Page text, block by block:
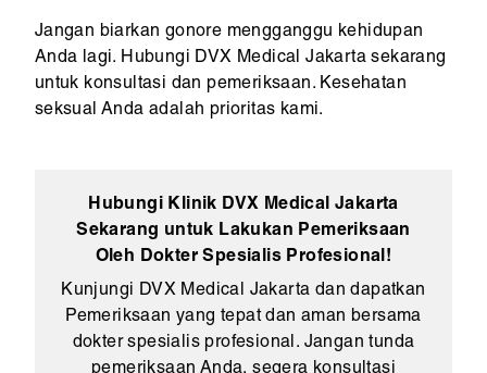
Jangan biarkan gonore mengganggu kehidupan
Anda lagi. Hubungi DVX Medical Jakarta sekarang
untuk konsultasi dan pemeriksaan. Kesehatan
seksual Anda adalah prioritas kami.
Hubungi Klinik DVX Medical Jakarta
Sekarang untuk Lakukan Pemeriksaan
Oleh Dokter Spesialis Profesional!
Kunjungi DVX Medical Jakarta dan dapatkan
Pemeriksaan yang tepat dan aman bersama
dokter spesialis profesional. Jangan tunda